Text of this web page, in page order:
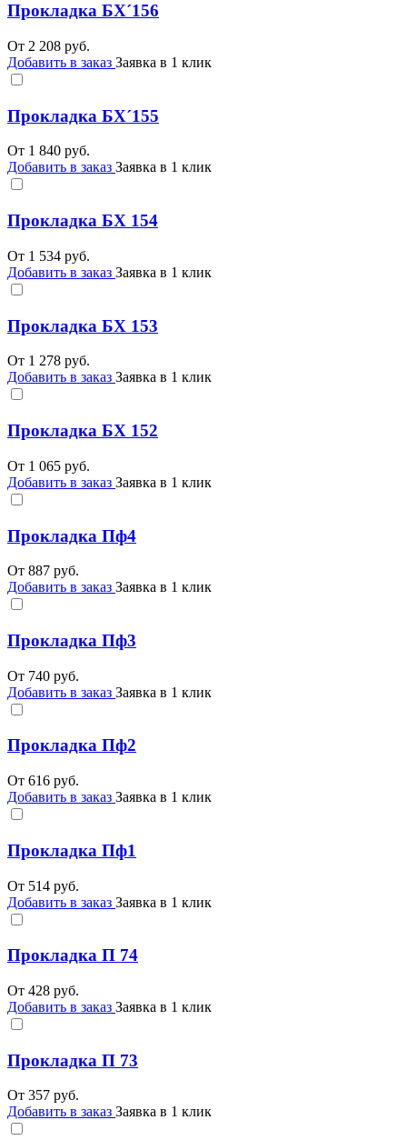
Прокладка БХ´156
От 2 208 руб.
Добавить в заказ Заявка в 1 клик
Прокладка БХ´155
От 1 840 руб.
Добавить в заказ Заявка в 1 клик
Прокладка БХ 154
От 1 534 руб.
Добавить в заказ Заявка в 1 клик
Прокладка БХ 153
От 1 278 руб.
Добавить в заказ Заявка в 1 клик
Прокладка БХ 152
От 1 065 руб.
Добавить в заказ Заявка в 1 клик
Прокладка Пф4
От 887 руб.
Добавить в заказ Заявка в 1 клик
Прокладка Пф3
От 740 руб.
Добавить в заказ Заявка в 1 клик
Прокладка Пф2
От 616 руб.
Добавить в заказ Заявка в 1 клик
Прокладка Пф1
От 514 руб.
Добавить в заказ Заявка в 1 клик
Прокладка П 74
От 428 руб.
Добавить в заказ Заявка в 1 клик
Прокладка П 73
От 357 руб.
Добавить в заказ Заявка в 1 клик